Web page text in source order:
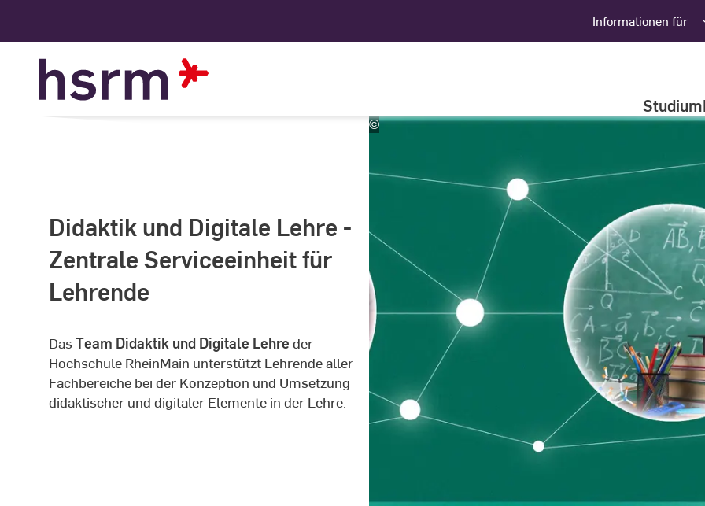
Informationen für
Studium
©
©
Didaktik und Digitale Lehre -
Zentrale Serviceeinheit für
Lehrende
DasTeam Didaktik und Digitale Lehre der
Hochschule RheinMain unterstützt Lehrende aller
Fachbereiche bei der Konzeption und Umsetzung
didaktischer und digitaler Elemente in der Lehre.